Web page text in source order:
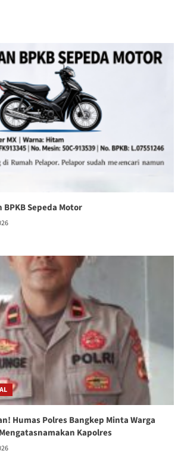
Sepeda Motor
Humas Polres Bangkep Minta Warga
Kapolres